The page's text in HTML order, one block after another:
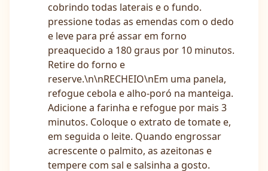
cobrindo todas laterais e o fundo.
pressione todas as emendas com o dedo
e leve para pré assar em forno
preaquecido a 180 graus por 10 minutos.
Retire do forno e
reserve.\n\nRECHEIO\nEm uma panela,
refogue cebola e alho-poró na manteiga.
Adicione a farinha e refogue por mais 3
minutos. Coloque o extrato de tomate e,
em seguida o leite. Quando engrossar
acrescente o palmito, as azeitonas e
tempere com sal e salsinha a gosto.